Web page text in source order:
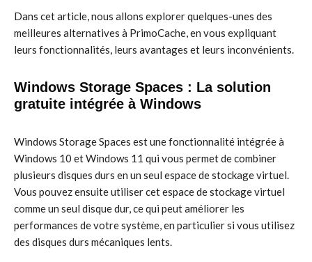
Dans cet article, nous allons explorer quelques-unes des
meilleures alternatives à PrimoCache, en vous expliquant
leurs fonctionnalités, leurs avantages et leurs inconvénients.
Windows Storage Spaces : La solution
gratuite intégrée à Windows
Windows Storage Spaces est une fonctionnalité intégrée à
Windows 10 et Windows 11 qui vous permet de combiner
plusieurs disques durs en un seul espace de stockage virtuel.
Vous pouvez ensuite utiliser cet espace de stockage virtuel
comme un seul disque dur, ce qui peut améliorer les
performances de votre système, en particulier si vous utilisez
des disques durs mécaniques lents.